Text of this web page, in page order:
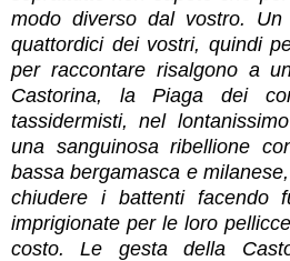
modo diverso dal vostro.
quattordici dei vostri, quindi
per raccontare risalgono a
Castorina, la Piaga dei
tassidermisti, nel
una sanguinosa ribellione
bassa bergamasca e
chiudere i battenti facendo
imprigionate per le loro
costo. Le gesta della